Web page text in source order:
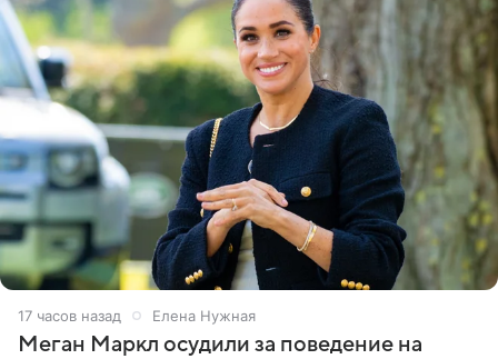
17 часов назад Елена Нужная
Меган Маркл осудили за поведение на